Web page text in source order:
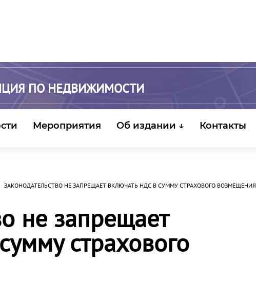
ПО НЕДВИЖИМОСТИ
Мероприятия Об издании ↓ Контакты
ЗАКОНОДАТЕЛЬСТВО НЕ ЗАПРЕЩАЕТ ВКЛЮЧАТЬ НДС В СУММУ СТРАХОВОГО ВОЗМЕЩЕНИЯ
не запрещает
страхового